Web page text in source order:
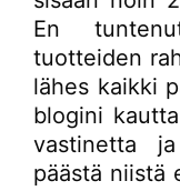
En
tuotteiden
lähes kaikki
blogini
vastinetta
päästä niistä